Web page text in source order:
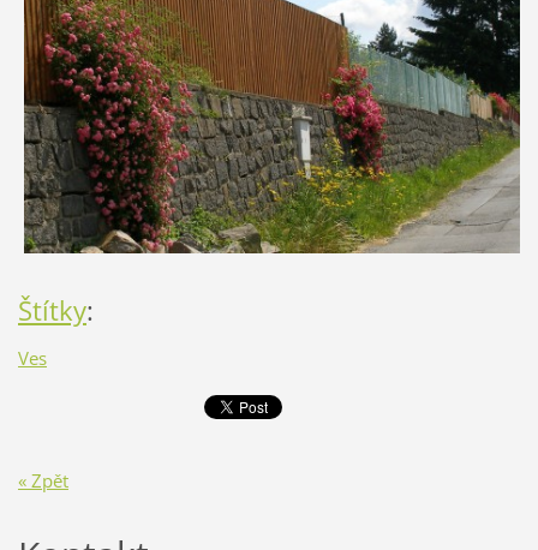
Štítky:
Ves
« Zpět